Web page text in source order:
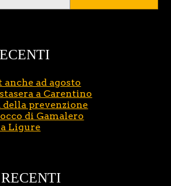
anche ad agosto
a Carentino
prevenzione
di Gamalero
Ligure